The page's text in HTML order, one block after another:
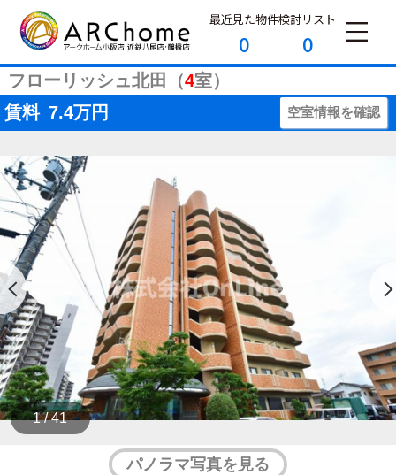
最近見た物件
0
検討リスト
0
フローリッシュ北田（4室）
賃料 7.4万円 空室情報を確認
1 / 41
パノラマ写真を見る